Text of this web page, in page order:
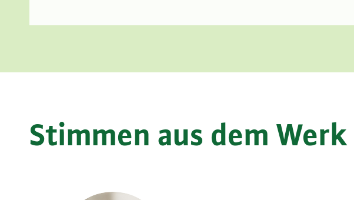
Stimmen aus dem Werk